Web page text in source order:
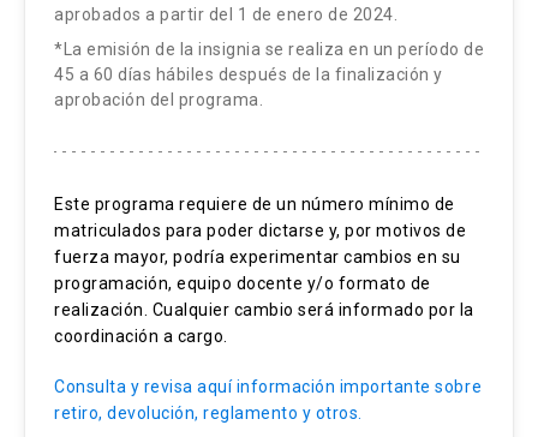
BIBLIOGRAFÍA
1. CLACSO TV. (8 de enero de 2015). C -
Entrevistas | José Miguel Aguilera: La mitad de
obesidad [Video].
YouTube. https://www.youtube.com/watch?
v=Iv_oW3GlVLA
2. Pallacán. C. (2016). Patrimonio agroalimentario
oportunidades desde la política
pública. 264. FAO. Recuperado
aprobados a partir del 1 de enero de 2024.
*La emisión de la insignia se realiza en un período de
45 a 60 días hábiles después de la finalización y
aprobación del programa.
Este programa requiere de un número mínimo de
matriculados para poder dictarse y, por motivos de
fuerza mayor, podría experimentar cambios en su
programación, equipo docente y/o formato de
realización. Cualquier cambio será informado por la
coordinación a cargo.
Consulta y revisa aquí información importante sobre
retiro, devolución, reglamento y otros.